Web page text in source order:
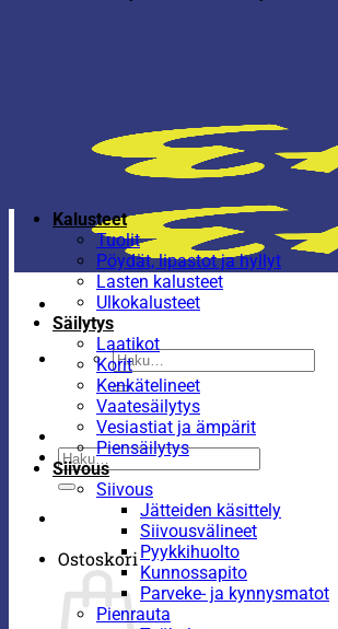
Etsi:
Etsi:
Ostoskori
Kalusteet
Tuolit
Pöydät, lipastot ja hyllyt
Lasten kalusteet
Ulkokalusteet
Säilytys
Laatikot
Korit
Kenkätelineet
Vaatesäilytys
Vesiastiat ja ämpärit
Piensäilytys
Siivous
Siivous
Jätteiden käsittely
Siivousvälineet
Pyykkihuolto
Kunnossapito
Parveke- ja kynnysmatot
Pienrauta